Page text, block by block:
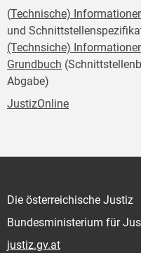
(Technische)
und
(Technsiche)
Grundbuch (
Abgabe)
JustizOnline
Die österreichische Justiz
Bundesministerium für
justiz.gv.at